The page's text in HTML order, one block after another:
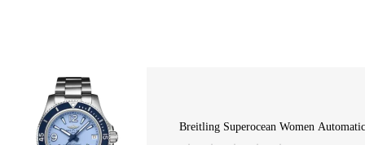
Breitling Superocean Women